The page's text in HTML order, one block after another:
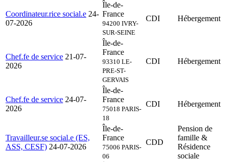
Coordinateur.rice social.e 24-
07-2026
Île-de-
France
94200 IVRY-
SUR-SEINE
CDI Hébergement
Chef.fe de service 21-07-
2026
Île-de-
France
93310 LE-
PRE-ST-
GERVAIS
CDI Hébergement
Chef.fe de service 24-07-
2026
Île-de-
France
75018 PARIS-
18
CDI Hébergement
Travailleur.se social.e (ES,
ASS, CESF) 24-07-2026
Île-de-
France
75006 PARIS-
06
CDD
Pension de
famille &
Résidence
sociale